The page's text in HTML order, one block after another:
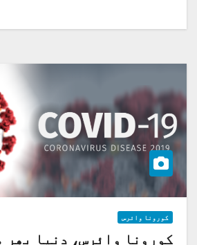
کورونا وائرس
کورونا وائرس، دنیا بھر